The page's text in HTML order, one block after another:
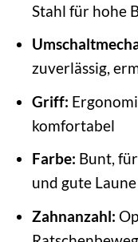
Stahl für hohe
zuverlässig,
Griff:
komfortabel
Farbe: Bunt,
und gute
Zahnanzahl: